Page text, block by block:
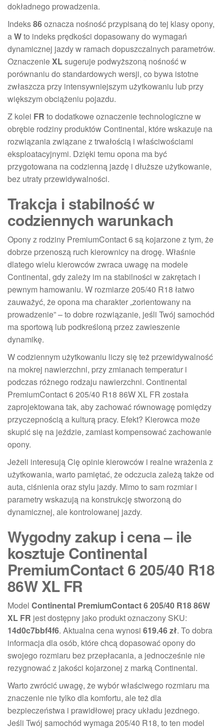
dokładnego prowadzenia.
Indeks86oznacza nośność przypisaną do tej klasy opony,
aWto indeks prędkości dopasowany do wymagań
dynamicznej jazdy w ramach dopuszczalnych parametrów.
OznaczenieXLsugeruje podwyższoną nośność w
porównaniu do standardowych wersji, co bywa istotne
zwłaszcza przy intensywniejszym użytkowaniu lub przy
większym obciążeniu pojazdu.
Z kolei FR to dodatkowe oznaczenie technologiczne w
obrębie rodziny produktów Continental, które wskazuje na
rozwiązania związane z trwałością i właściwościami
eksploatacyjnymi. Dzięki temu opona ma być
przygotowana na codzienną jazdę i dłuższe użytkowanie,
bez utraty przewidywalności.
Trakcja i stabilność w
codziennych warunkach
Opony z rodziny PremiumContact 6 są kojarzone z tym, że
dobrze przenoszą ruch kierownicy na drogę. Właśnie
dlatego wielu kierowców zwraca uwagę na modele
Continental, gdy zależy im na stabilności w zakrętach i
pewnym hamowaniu. W rozmiarze 205/40 R18 łatwo
zauważyć, że opona ma charakter „zorientowany na
prowadzenie” – to dobre rozwiązanie, jeśli Twój samochód
ma sportową lub podkreśloną przez zawieszenie
dynamikę.
W codziennym użytkowaniu liczy się też przewidywalność
na mokrej nawierzchni, przy zmianach temperatur i
podczas różnego rodzaju nawierzchni. Continental
PremiumContact 6 205/40 R18 86W XL FR została
zaprojektowana tak, aby zachować równowagę pomiędzy
przyczepnością a kulturą pracy. Efekt? Kierowca może
skupić się na jeździe, zamiast kompensować zachowanie
opony.
Jeżeli interesują Cię opinie kierowców i realne wrażenia z
użytkowania, warto pamiętać, że odczucia zależą także od
auta, ciśnienia oraz stylu jazdy. Mimo to sam rozmiar i
parametry wskazują na konstrukcję stworzoną do
dynamicznej, ale kontrolowanej jazdy.
Wygodny zakup i cena – ile
kosztuje Continental
PremiumContact 6 205/40 R18
86W XL FR
Model Continental PremiumContact 6 205/40 R18 86W
XL FR jest dostępny jako produkt oznaczony SKU:
14d0c7bbf4f6. Aktualna cena wynosi 619.46 zł. To dobra
informacja dla osób, które chcą dopasować opony do
swojego rozmiaru bez przepłacania, a jednocześnie nie
rezygnować z jakości kojarzonej z marką Continental.
Warto zwrócić uwagę, że wybór właściwego rozmiaru ma
znaczenie nie tylko dla komfortu, ale też dla
bezpieczeństwa i prawidłowej pracy układu jezdnego.
Jeśli Twój samochód wymaga 205/40 R18, to ten model